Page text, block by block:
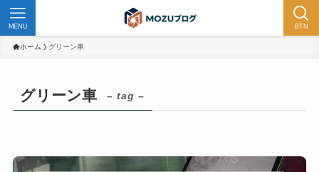
BTN
MENU
ホーム グリーン車
グリーン車 – tag –